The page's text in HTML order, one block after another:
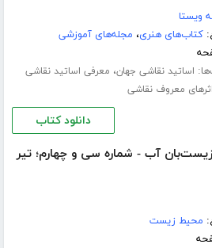
ویستا
کتاب‌های هنری، مجله‌های آموزشی
اساتید نقاشی جهان، معرفی اساتید نقاشی
اثرهای معروف نقاشی
دانلود کتاب
آب - شماره سی‌ و چهارم؛ تیر
محیط زیست